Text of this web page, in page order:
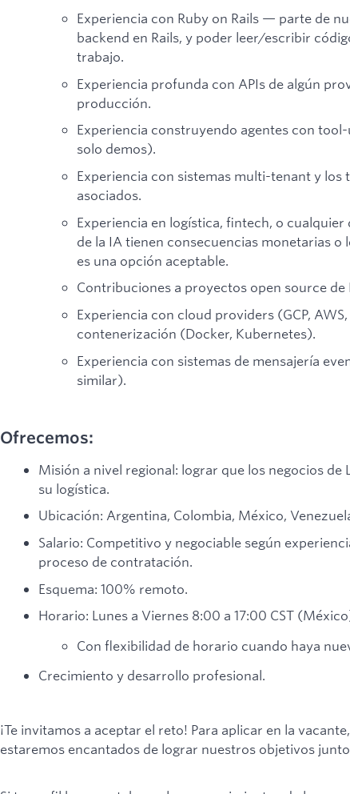
Experiencia con Ruby on Rails — parte de
backend en Rails, y poder leer/escribir
trabajo.
Experiencia profunda con APIs de algún
producción.
Experiencia construyendo agentes con
solo demos).
Experiencia con sistemas multi-tenant y los
asociados.
Experiencia en logística, fintech, o
de la IA tienen consecuencias monetarias
es una opción aceptable.
Contribuciones a proyectos open source
Experiencia con cloud providers (GCP,
contenerización (Docker, Kubernetes).
Experiencia con sistemas de mensajería
similar).
Ofrecemos:
Misión a nivel regional: lograr que los negocios de
su logística.
Ubicación: Argentina, Colombia, México,
Salario: Competitivo y negociable según
proceso de contratación.
Esquema: 100% remoto.
Horario: Lunes a Viernes 8:00 a 17:00 CST
Con flexibilidad de horario cuando haya
Crecimiento y desarrollo profesional.
¡Te invitamos a aceptar el reto! Para aplicar en la
estaremos encantados de lograr nuestros objetivos